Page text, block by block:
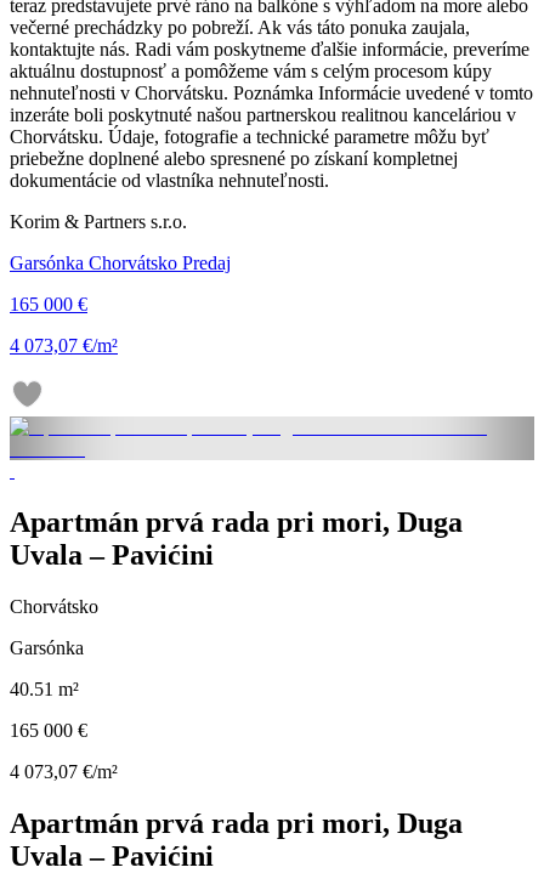
teraz predstavujete prvé ráno na balkóne s výhľadom na more alebo
večerné prechádzky po pobreží. Ak vás táto ponuka zaujala,
kontaktujte nás. Radi vám poskytneme ďalšie informácie, preveríme
aktuálnu dostupnosť a pomôžeme vám s celým procesom kúpy
nehnuteľnosti v Chorvátsku. Poznámka Informácie uvedené v tomto
inzeráte boli poskytnuté našou partnerskou realitnou kanceláriou v
Chorvátsku. Údaje, fotografie a technické parametre môžu byť
priebežne doplnené alebo spresnené po získaní kompletnej
dokumentácie od vlastníka nehnuteľnosti.
Korim & Partners s.r.o.
Garsónka Chorvátsko Predaj
165 000 €
4 073,07 €/m²
Apartmán prvá rada pri mori, Duga
Uvala – Pavićini
Chorvátsko
Garsónka
40.51 m²
165 000 €
4 073,07 €/m²
Apartmán prvá rada pri mori, Duga
Uvala – Pavićini